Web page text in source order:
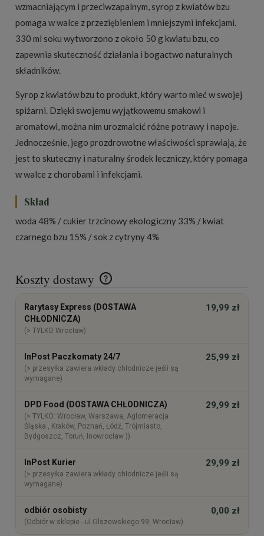
wzmacniającym i przeciwzapalnym, syrop z kwiatów bzu
pomaga w walce z przeziębieniem i mniejszymi infekcjami.
330 ml soku wytworzono z około 50 g kwiatu bzu, co
zapewnia skuteczność działania i bogactwo naturalnych
składników.
Syrop z kwiatów bzu to produkt, który warto mieć w swojej
spiżarni. Dzięki swojemu wyjątkowemu smakowi i
aromatowi, można nim urozmaicić różne potrawy i napoje.
Jednocześnie, jego prozdrowotne właściwości sprawiają, że
jest to skuteczny i naturalny środek leczniczy, który pomaga
w walce z chorobami i infekcjami.
Skład
woda 48% / cukier trzcinowy ekologiczny 33% / kwiat
czarnego bzu 15% / sok z cytryny 4%
Koszty dostawy
Cena nie zawiera ewentualnych kosztów płatności
Rarytasy Express (DOSTAWA
CHŁODNICZA)
(> TYLKO Wrocław)
19,99 zł
InPost Paczkomaty 24/7
(> przesyłka zawiera wkłady chłodnicze jeśli są
wymagane)
25,99 zł
DPD Food (DOSTAWA CHŁODNICZA)
(> TYLKO: Wrocław, Warszawa, Aglomeracja
Śląska , Kraków, Poznań, Łódź, Trójmiasto,
Bydgoszcz, Toruń, Inowrocław ))
29,99 zł
InPost Kurier
(> przesyłka zawiera wkłady chłodnicze jeśli są
wymagane)
29,99 zł
odbiór osobisty
(Odbiór w sklepie - ul.Olszewskiego 99, Wrocław)
0,00 zł